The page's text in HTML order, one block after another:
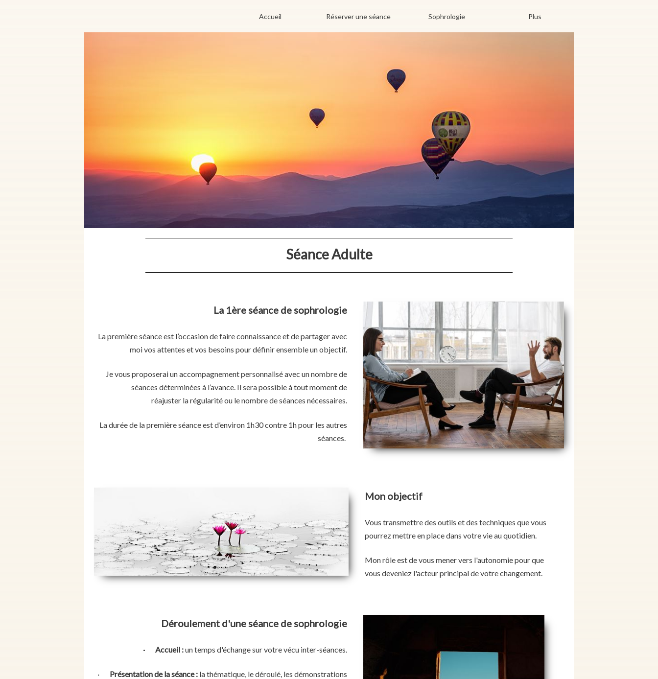
Accueil Réserver une séance Sophrologie Plus
Séance Adulte
La 1ère séance de sophrologie
La première séance est l’occasion de faire connaissance et de partager avec
moi vos attentes et vos besoins pour définir ensemble un objectif.
Je vous proposerai un accompagnement personnalisé avec un nombre de
séances déterminées à l’avance. Il sera possible à tout moment de
réajuster la régularité ou le nombre de séances nécessaires.
La durée de la première séance est d’environ 1h30 contre 1h pour les autres
séances.
Mon objectif
Vous transmettre des outils et des techniques que vous
pourrez mettre en place dans votre vie au quotidien.
Mon rôle est de vous mener vers l'autonomie pour que
vous deveniez l'acteur principal de votre changement.
Déroulement d'une séance de sophrologie
· Accueil :un temps d'échange sur votre vécu inter-séances.
· Présentation de la séance : la thématique, le déroulé, les démonstrations